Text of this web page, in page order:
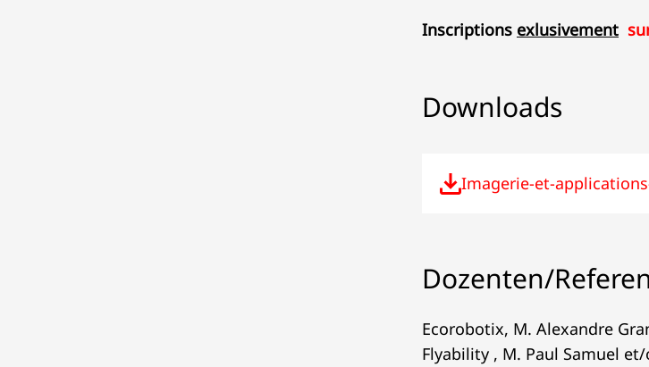
Inscriptions exlusivement
Downloads
Imagerie-et-
Dozenten/
Ecorobotix, M. Alexandre
Flyability , M. Paul Samuel